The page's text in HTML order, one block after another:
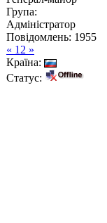
Група:
Адміністратор
Повідомлень: 1955
« 12 »
Країна:
Статус: